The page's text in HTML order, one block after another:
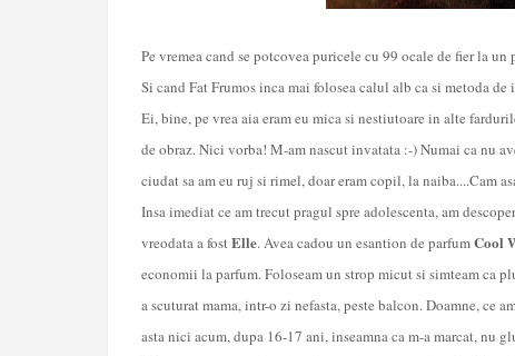
Pe vremea cand se potcovea puricele cu 99 ocale de fier la
Si cand Fat Frumos inca mai folosea calul alb ca si metoda de
Ei, bine, pe vrea aia eram eu mica si nestiutoare in alte
de obraz. Nici vorba! M-am nascut invatata :-) Numai ca nu
ciudat sa am eu ruj si rimel, doar eram copil, la naiba....Cam
Insa imediat ce am trecut pragul spre adolescenta, am
vreodata a fostElle. Avea cadou un esantion de parfumCool
economii la parfum. Foloseam un strop micut si simteam ca
a scuturat mama, intr-o zi nefasta, peste balcon. Doamne, ce
asta nici acum, dupa 16-17 ani, inseamna ca m-a marcat, nu